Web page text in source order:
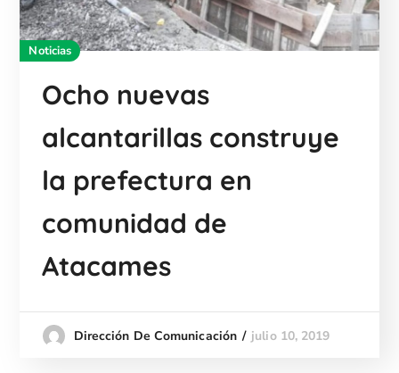
Noticias
Ocho nuevas
alcantarillas construye
la prefectura en
comunidad de
Atacames
Dirección De Comunicación julio 10, 2019